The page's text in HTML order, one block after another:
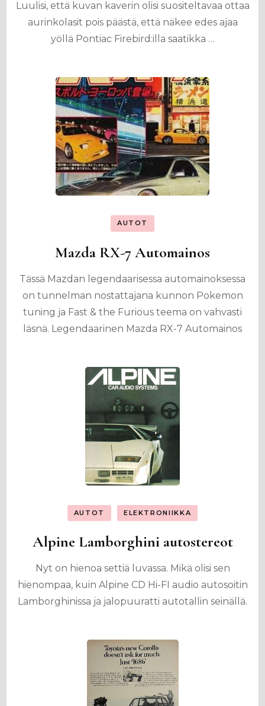
Luulisi, että kuvan kaverin olisi suositeltavaa ottaa
aurinkolasit pois päästä, että näkee edes ajaa
yöllä Pontiac Firebird:illa saatikka …
AUTOT
Mazda RX-7 Automainos
Tässä Mazdan legendaarisessa automainoksessa
on tunnelman nostattajana kunnon Pokemon
tuning ja Fast & the Furious teema on vahvasti
läsnä. Legendaarinen Mazda RX-7 Automainos
AUTOT ELEKTRONIIKKA
Alpine Lamborghini autostereot
Nyt on hienoa settiä luvassa. Mikä olisi sen
hienompaa, kuin Alpine CD Hi-FI audio autosoitin
Lamborghinissa ja jalopuuratti autotallin seinällä.